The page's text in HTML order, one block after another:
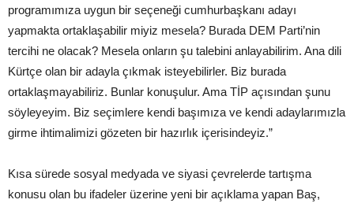
programımıza uygun bir seçeneği cumhurbaşkanı adayı
yapmakta ortaklaşabilir miyiz mesela? Burada DEM Parti’nin
tercihi ne olacak? Mesela onların şu talebini anlayabilirim. Ana dili
Kürtçe olan bir adayla çıkmak isteyebilirler. Biz burada
ortaklaşmayabiliriz. Bunlar konuşulur. Ama TİP açısından şunu
söyleyeyim. Biz seçimlere kendi başımıza ve kendi adaylarımızla
girme ihtimalimizi gözeten bir hazırlık içerisindeyiz.”
Kısa sürede sosyal medyada ve siyasi çevrelerde tartışma
konusu olan bu ifadeler üzerine yeni bir açıklama yapan Baş,